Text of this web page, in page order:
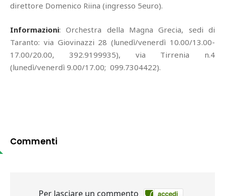
direttore Domenico Riina (ingresso 5euro).
Informazioni: Orchestra della Magna Grecia, sedi di
Taranto: via Giovinazzi 28 (lunedì/venerdì 10.00/13.00-
17.00/20.00, 392.9199935), via Tirrenia n.4
(lunedì/venerdì 9.00/17.00; 099.7304422).
Commenti